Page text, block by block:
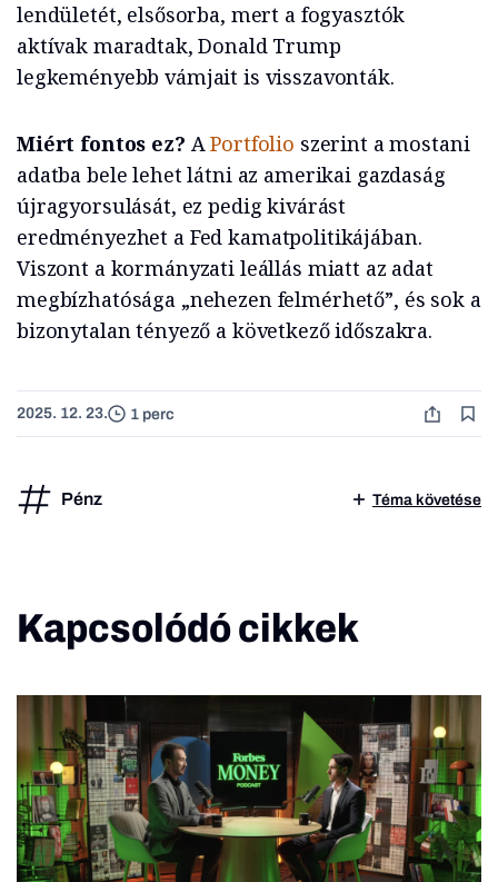
lendületét, elsősorba, mert a fogyasztók
aktívak maradtak, Donald Trump
legkeményebb vámjait is visszavonták.
Miért fontos ez? APortfolio szerint a mostani
adatba bele lehet látni az amerikai gazdaság
újragyorsulását, ez pedig kivárást
eredményezhet a Fed kamatpolitikájában.
Viszont a kormányzati leállás miatt az adat
megbízhatósága „nehezen felmérhető”, és sok a
bizonytalan tényező a következő időszakra.
2025. 12. 23. 1 perc
Pénz Téma követése
Kapcsolódó cikkek